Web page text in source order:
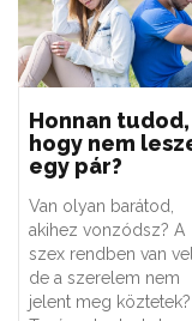
Honnan tudod,
hogy nem
egy pár?
Van olyan barátod,
akihez vonzódsz? A
szex rendben van
de a szerelem nem
jelent meg köztetek?